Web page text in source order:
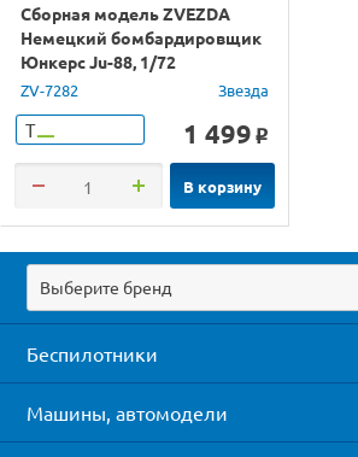
Сборная модель ZVEZDA
Немецкий бомбардировщик
Юнкерс Ju-88, 1/72
ZV-7282 Звезда
Т 1 499 o
В корзину
Выберите бренд
Беспилотники
Машины, автомодели